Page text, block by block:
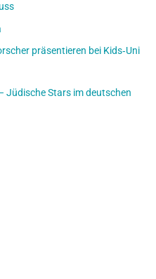
präsentieren bei Kids‑Uni
Jüdische Stars im deutschen